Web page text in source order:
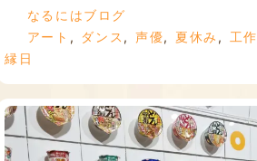
なるにはブログ
アート , ダンス , 声優, 夏休み , 工作
縁日